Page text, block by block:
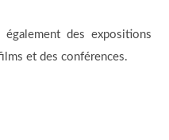
des expositions
et des conférences.